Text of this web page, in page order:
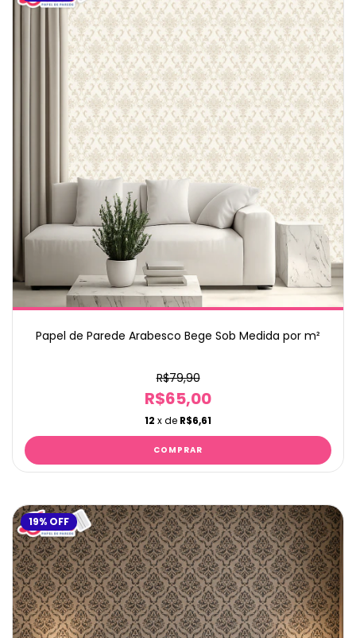
Papel de Parede Arabesco Bege Sob Medida por m²
R$79,90
R$65,00
12 x de R$6,61
19% OFF